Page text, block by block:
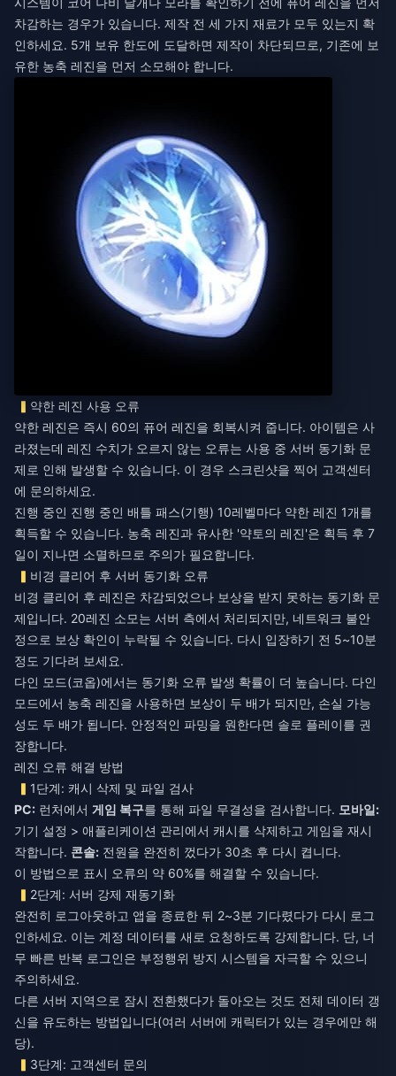
차감하는 경우가 있습니다. 제작 전 세 가지 재료가 모두 있는지 확
인하세요. 5개 보유 한도에 도달하면 제작이 차단되므로, 기존에 보
유한 농축 레진을 먼저 소모해야 합니다.
약한 레진 사용 오류
약한 레진은 즉시 60의 퓨어 레진을 회복시켜 줍니다. 아이템은 사
라졌는데 레진 수치가 오르지 않는 오류는 사용 중 서버 동기화 문
제로 인해 발생할 수 있습니다. 이 경우 스크린샷을 찍어 고객센터
에 문의하세요.
진행 중인 진행 중인 배틀 패스(기행) 10레벨마다 약한 레진 1개를
획득할 수 있습니다. 농축 레진과 유사한 '약토의 레진'은 획득 후 7
일이 지나면 소멸하므로 주의가 필요합니다.
비경 클리어 후 서버 동기화 오류
비경 클리어 후 레진은 차감되었으나 보상을 받지 못하는 동기화 문
제입니다. 20레진 소모는 서버 측에서 처리되지만, 네트워크 불안
정으로 보상 확인이 누락될 수 있습니다. 다시 입장하기 전 5~10분
정도 기다려 보세요.
다인 모드(코옵)에서는 동기화 오류 발생 확률이 더 높습니다. 다인
모드에서 농축 레진을 사용하면 보상이 두 배가 되지만, 손실 가능
성도 두 배가 됩니다. 안정적인 파밍을 원한다면 솔로 플레이를 권
장합니다.
레진 오류 해결 방법
1단계: 캐시 삭제 및 파일 검사
PC: 런처에서 게임 복구를 통해 파일 무결성을 검사합니다. 모바일:
기기 설정 > 애플리케이션 관리에서 캐시를 삭제하고 게임을 재시
작합니다. 콘솔: 전원을 완전히 껐다가 30초 후 다시 켭니다.
이 방법으로 표시 오류의 약 60%를 해결할 수 있습니다.
2단계: 서버 강제 재동기화
완전히 로그아웃하고 앱을 종료한 뒤 2~3분 기다렸다가 다시 로그
인하세요. 이는 계정 데이터를 새로 요청하도록 강제합니다. 단, 너
무 빠른 반복 로그인은 부정행위 방지 시스템을 자극할 수 있으니
주의하세요.
다른 서버 지역으로 잠시 전환했다가 돌아오는 것도 전체 데이터 갱
신을 유도하는 방법입니다(여러 서버에 캐릭터가 있는 경우에만 해
당).
3단계: 고객센터 문의